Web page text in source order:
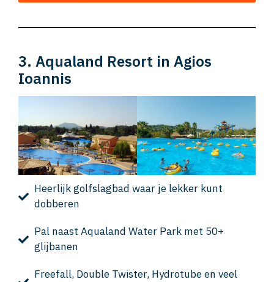
3. Aqualand Resort in Agios
Ioannis
Heerlijk golfslagbad waar je lekker kunt
dobberen
Pal naast Aqualand Water Park met 50+
glijbanen
Freefall, Double Twister, Hydrotube en veel